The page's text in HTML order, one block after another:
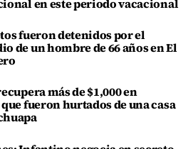
en este periodo vacacional
fueron detenidos por el
de un hombre de 66 años en El
más de $1,000 en
fueron hurtados de una casa